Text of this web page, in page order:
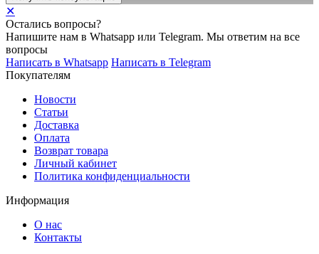
✕
Остались вопросы?
Напишите нам в Whatsapp или Telegram. Мы ответим на все
вопросы
Написать в Whatsapp Написать в Telegram
Покупателям
Новости
Статьи
Доставка
Оплата
Возврат товара
Личный кабинет
Политика конфиденциальности
Информация
О нас
Контакты